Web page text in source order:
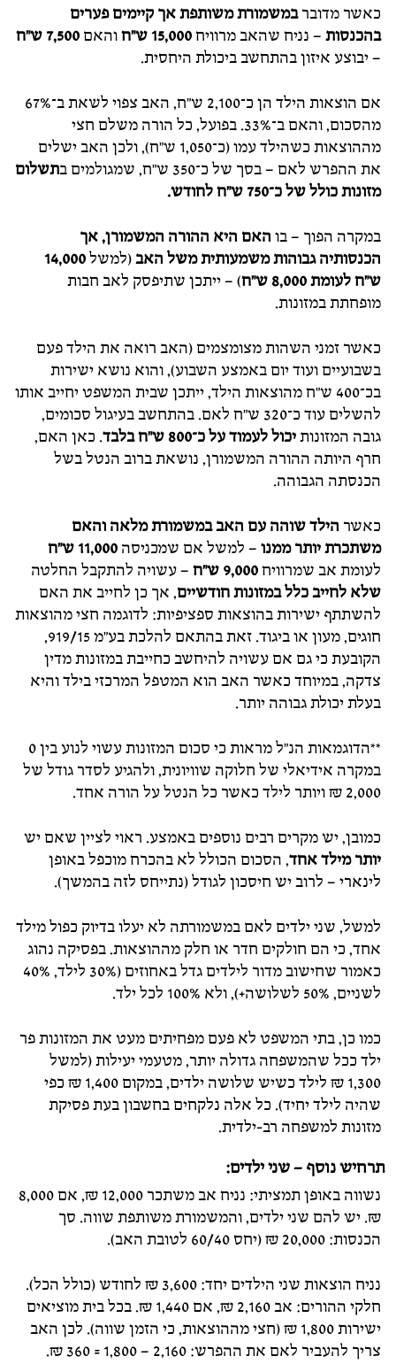
כאשר מדוברבמשמורת משותפת אך קיימים פערים
בהכנסות – נניח שהאב מרוויח15,000 ש"ח והאם 7,500 ש"ח
– יבוצע איזון בהתחשב ביכולת היחסית.
אם הוצאות הילד הן כ־2,100 ש"ח, האב צפוי לשאת ב־67%
מהסכום, והאם ב־33%. בפועל, כל הורה משלם חצי
מההוצאות כשהילד עמו (כ־1,050 ש"ח), ולכן האב ישלים
את ההפרש לאם – בסך של כ־350 ש"ח, שמגולמים ב
תשלום
מזונות כולל של כ־750 ש"ח לחודש.
במקרה הפוך – בוהאם היא ההורה המשמורן, אך
הכנסותיה גבוהות משמעותית משל האב(למשל14,000
ש"ח לעומת 8,000 ש"ח
) – ייתכן שתיפסק לאב חבות
מופחתת במזונות.
כאשר זמני השהות מצומצמים (האב רואה את הילד פעם
בשבועיים ועוד יום באמצע השבוע), והוא נושא ישירות
בכ־400 ש"ח מהוצאות הילד, ייתכן שבית המשפט יחייב אותו
להשלים עוד כ־320 ש"ח לאם. בהתחשב בעיגול סכומים,
גובה המזונותיכול לעמוד על כ־800 ש"ח בלבד
. כאן האם,
חרף היותה ההורה המשמורן, נושאת ברוב הנטל בשל
הכנסתה הגבוהה.
כאשרהילד שוהה עם האב במשמורת מלאה והאם
משתכרת יותר ממנו – למשל אם שמכניסה 11,000 ש"ח
לעומת אב שמרוויח9,000 ש"ח
– עשויה להתקבל החלטה
שלא לחייב כלל במזונות חודשיים, אך כן לחייב את האם
להשתתף ישירות בהוצאות ספציפיות: לדוגמה חצי מהוצאות
חוגים, מעון או ביגוד. זאת בהתאם להלכת בע"מ 919/15,
הקובעת כי גם אם עשויה להיחשב כחייבת במזונות מדין
צדקה, במיוחד כאשר האב הוא המטפל המרכזי בילד והיא
בעלת יכולת גבוהה יותר.
**הדוגמאות הנ"ל מראות כי סכום המזונות עשוי לנוע בין 0
במקרה אידיאלי של חלוקה שוויונית, ולהגיע לסדר גודל של
2,000 ₪ ויותר לילד כאשר כל הנטל על הורה אחד.
כמובן, יש מקרים רבים נוספים באמצע. ראוי לציין שאם יש
יותר מילד אחד, הסכום הכולל לא בהכרח מוכפל באופן
לינארי – לרוב יש חיסכון לגודל (נתייחס לזה בהמשך).
למשל, שני ילדים לאם במשמורתה לא יעלו בדיוק כפול מילד
אחד, כי הם חולקים חדר או חלק מההוצאות. בפסיקה נהוג
כאמור שחישוב מדור לילדים גדל באחוזים (30% לילד, 40%
לשניים, 50% לשלושה+), ולא 100% לכל ילד.
כמו כן, בתי המשפט לא פעם מפחיתים מעט את המזונות פר
ילד ככל שהמשפחה גדולה יותר, מטעמי יעילות (למשל
1,300 ₪ לילד כשיש שלושה ילדים, במקום 1,400 ₪ כפי
שהיה לילד יחיד). כל אלה נלקחים בחשבון בעת פסיקת
מזונות למשפחה רב-ילדית.
תרחיש נוסף – שני ילדים:
נשווה באופן תמציתי: נניח אב משתכר 12,000 ₪, אם 8,000
₪. יש להם שני ילדים, והמשמורת משותפת שווה. סך
הכנסות: 20,000 ₪ (יחס 60/40 לטובת האב).
נניח הוצאות שני הילדים יחד: 3,600 ₪ לחודש (כולל הכל).
חלקי ההורים: אב 2,160 ₪, אם 1,440 ₪. בכל בית מוציאים
ישירות 1,800 ₪ (חצי מההוצאות, כי הזמן שווה). לכן האב
צריך להעביר לאם את ההפרש: 2,160 – 1,800 = 360 ₪.